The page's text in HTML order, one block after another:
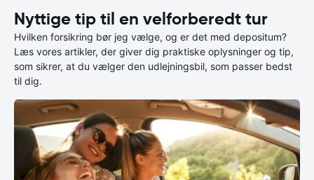
Nyttige tip til en velforberedt tur
Hvilken forsikring bør jeg vælge, og er det med depositum?
Læs vores artikler, der giver dig praktiske oplysninger og tip,
som sikrer, at du vælger den udlejningsbil, som passer bedst
til dig.